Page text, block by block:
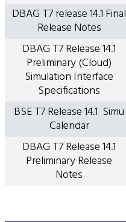
DBAG T7 release 14.1 Final
Release Notes
DBAG T7 Release 14.1
Preliminary (Cloud)
Simulation Interface
Specifications
BSE T7 Release 14.1 Simu
Calendar
DBAG T7 Release 14.1
Preliminary Release
Notes